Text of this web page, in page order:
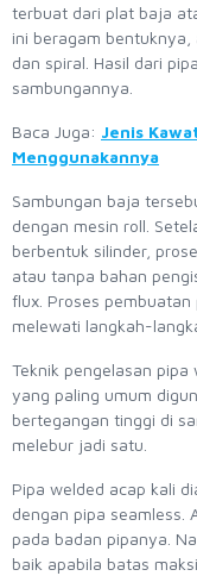
terbuat dari plat baja
ini beragam bentuknya,
dan spiral. Hasil dari
sambungannya.
Baca Juga: Jenis
Menggunakannya
Sambungan baja
dengan mesin roll.
berbentuk silinder,
atau tanpa bahan
flux. Proses
melewati langkah-
Teknik pengelasan pipa
yang paling umum
bertegangan tinggi di
melebur jadi satu.
Pipa welded acap kali
dengan pipa seamless.
pada badan pipanya.
baik apabila batas